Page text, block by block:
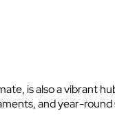
is also a vibrant
and year-